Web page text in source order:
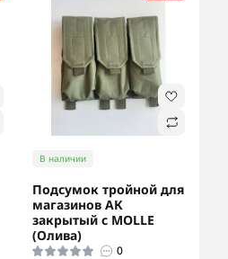
В наличии
Подсумок тройной для
магазинов АК
закрытый с MOLLE
(Олива)
0